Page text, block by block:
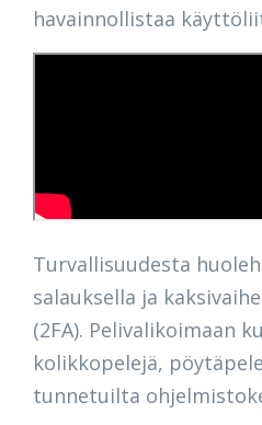
havainnollistaa
Turvallisuudesta
salauksella ja
(2FA). Pelivalikoimaan
kolikkopelejä,
tunnetuilta